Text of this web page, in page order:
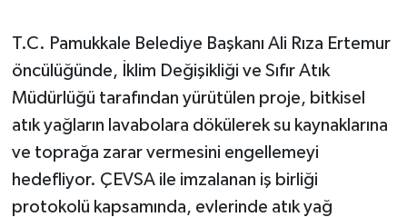
T.C. Pamukkale Belediye Başkanı Ali Rıza Ertemur
öncülüğünde, İklim Değişikliği ve Sıfır Atık
Müdürlüğü tarafından yürütülen proje, bitkisel
atık yağların lavabolara dökülerek su kaynaklarına
ve toprağa zarar vermesini engellemeyi
hedefliyor. ÇEVSA ile imzalanan iş birliği
protokolü kapsamında, evlerinde atık yağ